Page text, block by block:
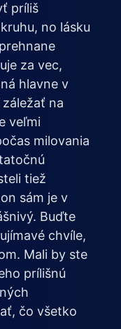
príliš
no lásku
za vec,
hlavne v
na
veľmi
milovania
tiež
sám je v
Buďte
chvíle,
Mali by ste
prílišnú
čo všetko